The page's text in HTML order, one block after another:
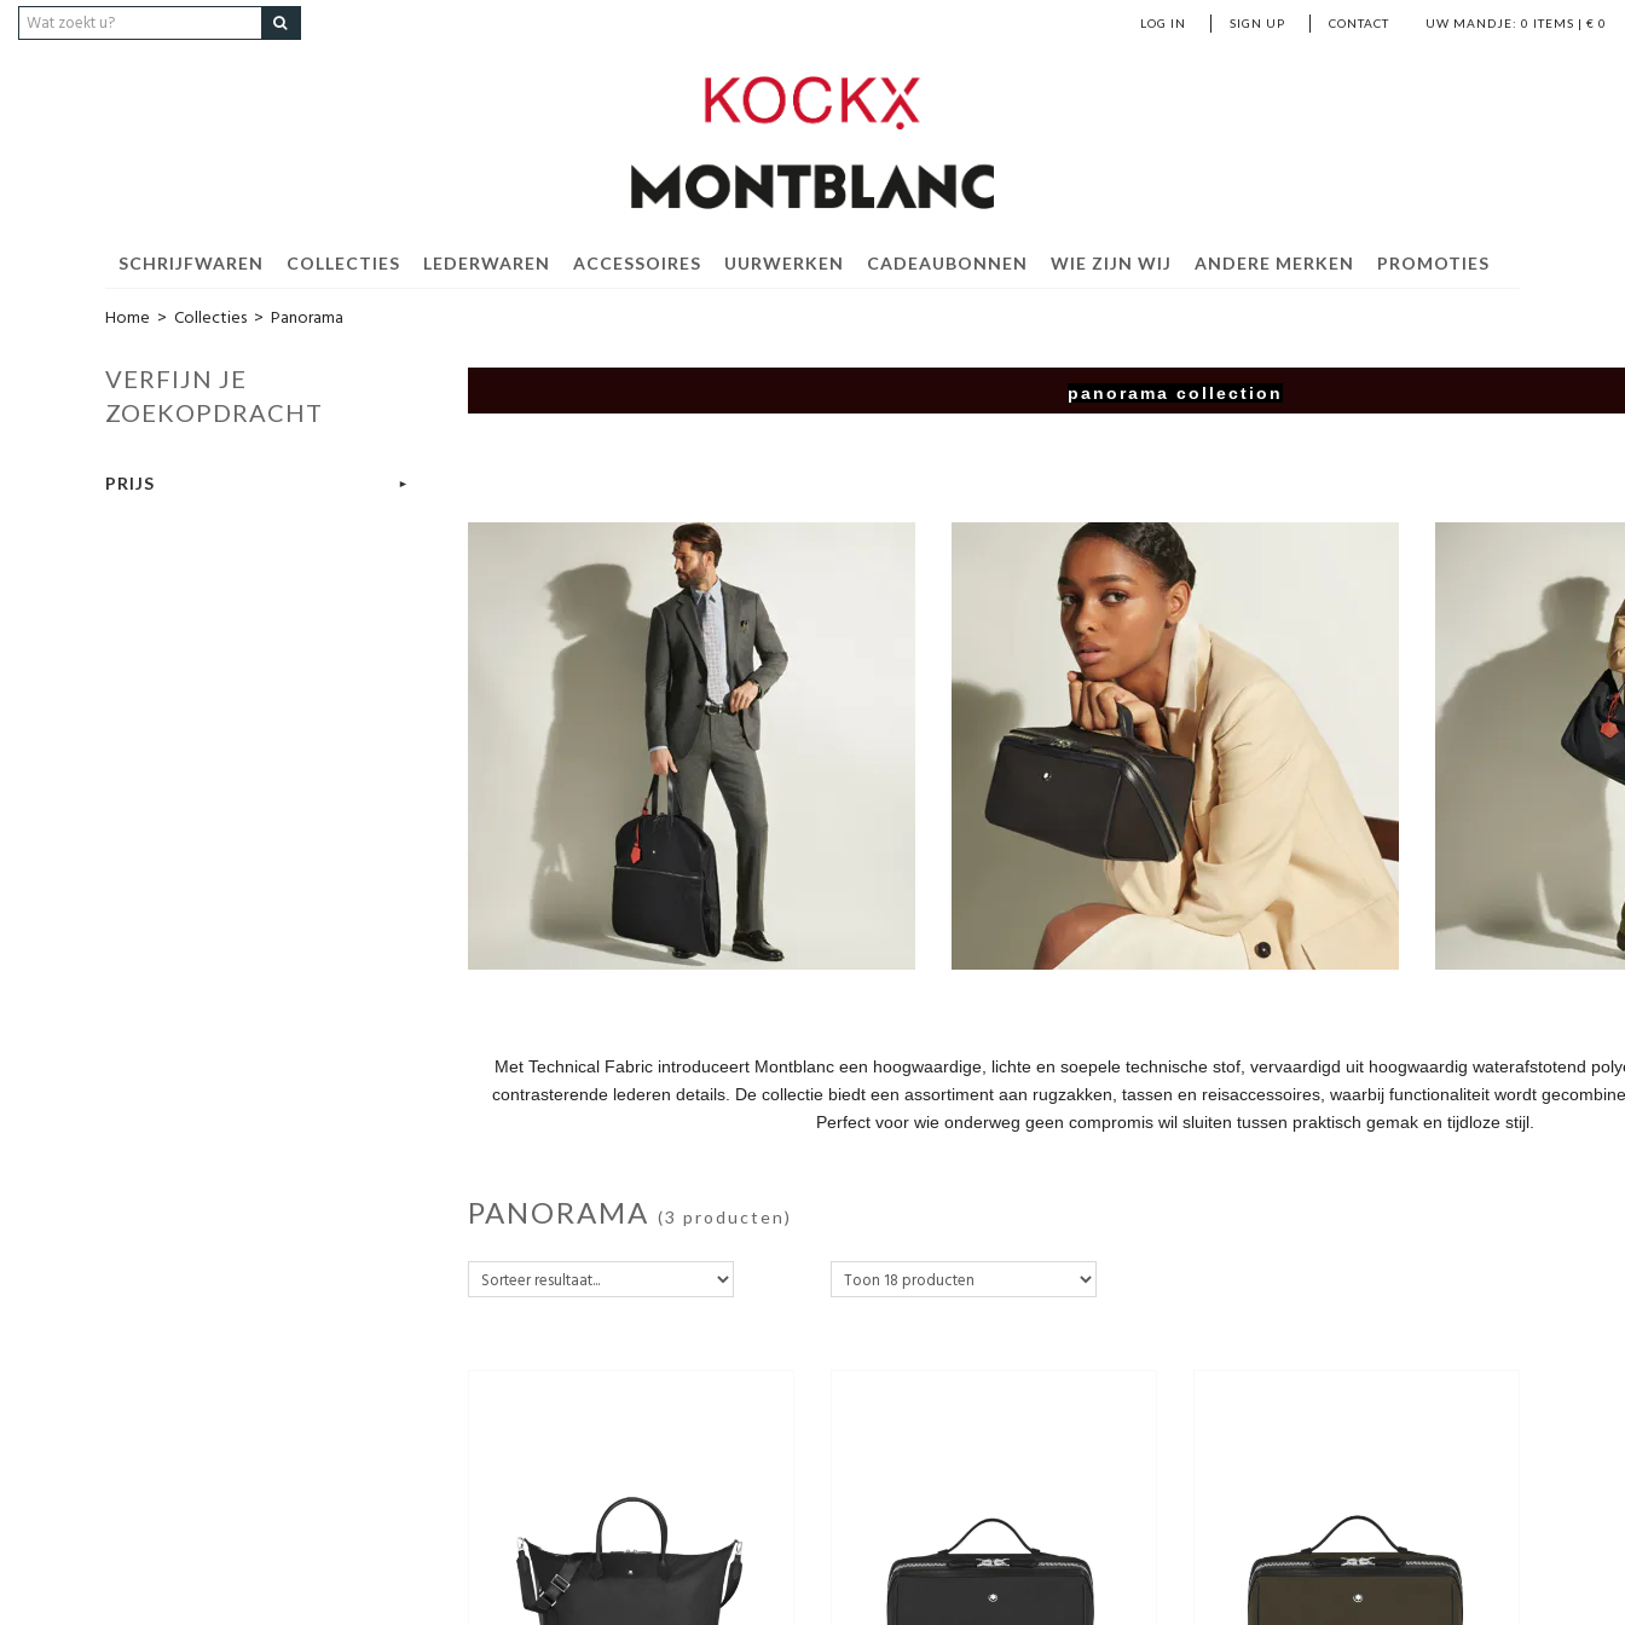
UW MANDJE: 0 ITEMS | € 0
LOG IN SIGN UP CONTACT
SCHRIJFWAREN COLLECTIES LEDERWAREN ACCESSOIRES UURWERKEN CADEAUBONNEN WIE ZIJN WIJ ANDERE MERKEN PROMOTIES
Home > Collecties > Panorama
VERFIJN JE
ZOEKOPDRACHT
PRIJS
panorama collection
Met Technical Fabric introduceert Montblanc een hoogwaardige, lichte en soepele technische stof, vervaardigd uit hoogwaardig waterafstotend
contrasterende lederen details. De collectie biedt een assortiment aan rugzakken, tassen en reisaccessoires, waarbij functionaliteit wordt
Perfect voor wie onderweg geen compromis wil sluiten tussen praktisch gemak en tijdloze stijl.
PANORAMA (3 producten)